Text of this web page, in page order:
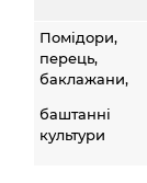
Помідори,
перець,
баклажани,
баштанні
культури